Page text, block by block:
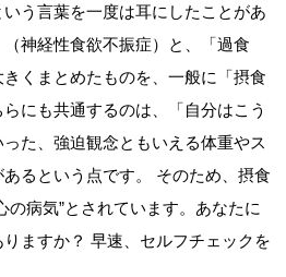
いう言葉を一度は耳にしたことがあ
神経性食欲不振症）と、「過食
くまとめたものを、一般に「摂食
にも共通するのは、「自分はこう
た、強迫観念ともいえる体重やス
るという点です。 そのため、摂食
の病気”とされています。あなたに
ますか？ 早速、セルフチェックを